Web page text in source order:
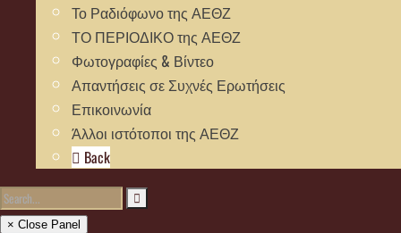
Το Ραδιόφωνο της ΑΕΘΖ
ΤΟ ΠΕΡΙΟΔΙΚΟ της ΑΕΘΖ
Φωτογραφίες & Βίντεο
Απαντήσεις σε Συχνές Ερωτήσεις
Επικοινωνία
Άλλοι ιστότοποι της ΑΕΘΖ
Back
× Close Panel